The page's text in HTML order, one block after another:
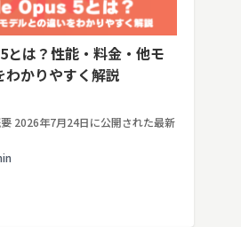
は？性能・料金・他モ
わかりやすく解説
2026年7月24日に公開された最新